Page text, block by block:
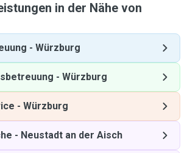
in der Nähe von
- Würzburg
- Würzburg
- Würzburg
- Neustadt an der Aisch